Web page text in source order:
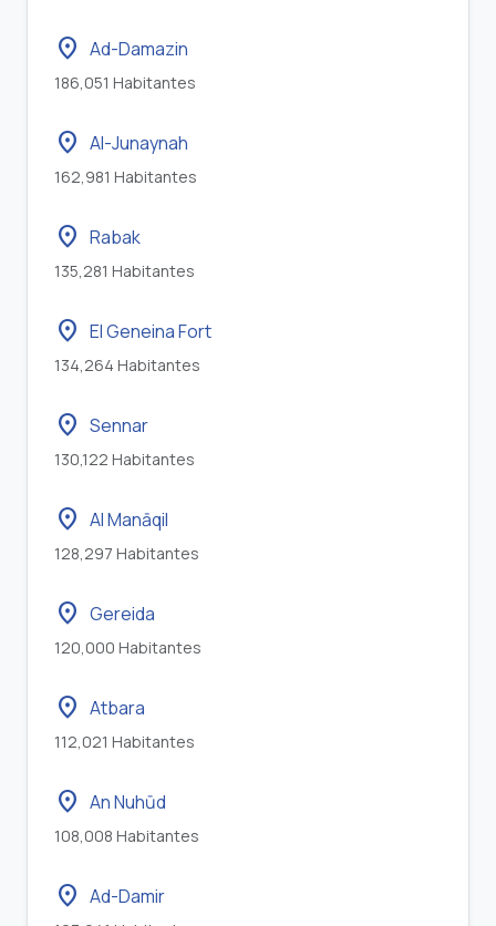
location_on Ad-Damazin
186,051 Habitantes
location_on Al-Junaynah
162,981 Habitantes
location_on Rabak
135,281 Habitantes
location_on El Geneina Fort
134,264 Habitantes
location_on Sennar
130,122 Habitantes
location_on Al Manāqil
128,297 Habitantes
location_on Gereida
120,000 Habitantes
location_on Atbara
112,021 Habitantes
location_on An Nuhūd
108,008 Habitantes
location_on Ad-Damir